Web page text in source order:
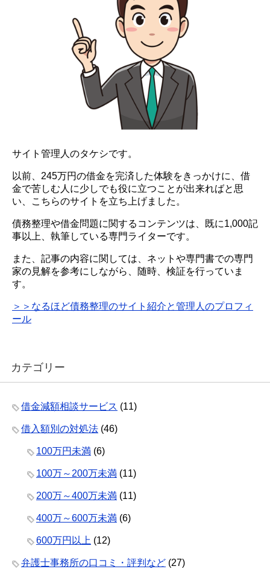
サイト管理人のタケシです。
以前、245万円の借金を完済した体験をきっかけに、借
金で苦しむ人に少しでも役に立つことが出来ればと思
い、こちらのサイトを立ち上げました。
債務整理や借金問題に関するコンテンツは、既に1,000記
事以上、執筆している専門ライターです。
また、記事の内容に関しては、ネットや専門書での専門
家の見解を参考にしながら、随時、検証を行っていま
す。
＞＞なるほど債務整理のサイト紹介と管理人のプロフィ
ール
カテゴリー
借金減額相談サービス (11)
借入額別の対処法 (46)
100万円未満 (6)
100万～200万未満 (11)
200万～400万未満 (11)
400万～600万未満 (6)
600万円以上 (12)
弁護士事務所の口コミ・評判など (27)